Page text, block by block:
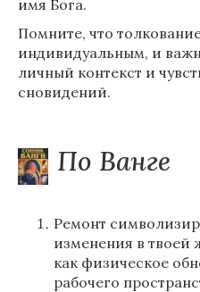
имя Бога.
Помните, что
индивидуальным, и
личный контекст и
сновидений.
По Ванге
Ремонт
изменения в твоей
как физическое
рабочего